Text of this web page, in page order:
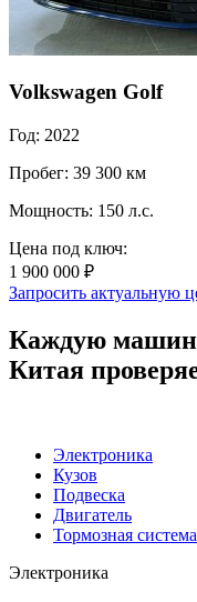
Volkswagen Golf
Год: 2022
Пробег: 39 300 км
Мощность: 150 л.с.
Цена под ключ:
1 900 000 ₽
Запросить актуальную
Каждую
Китая
Электроника
Кузов
Подвеска
Двигатель
Тормозная система
Электроника